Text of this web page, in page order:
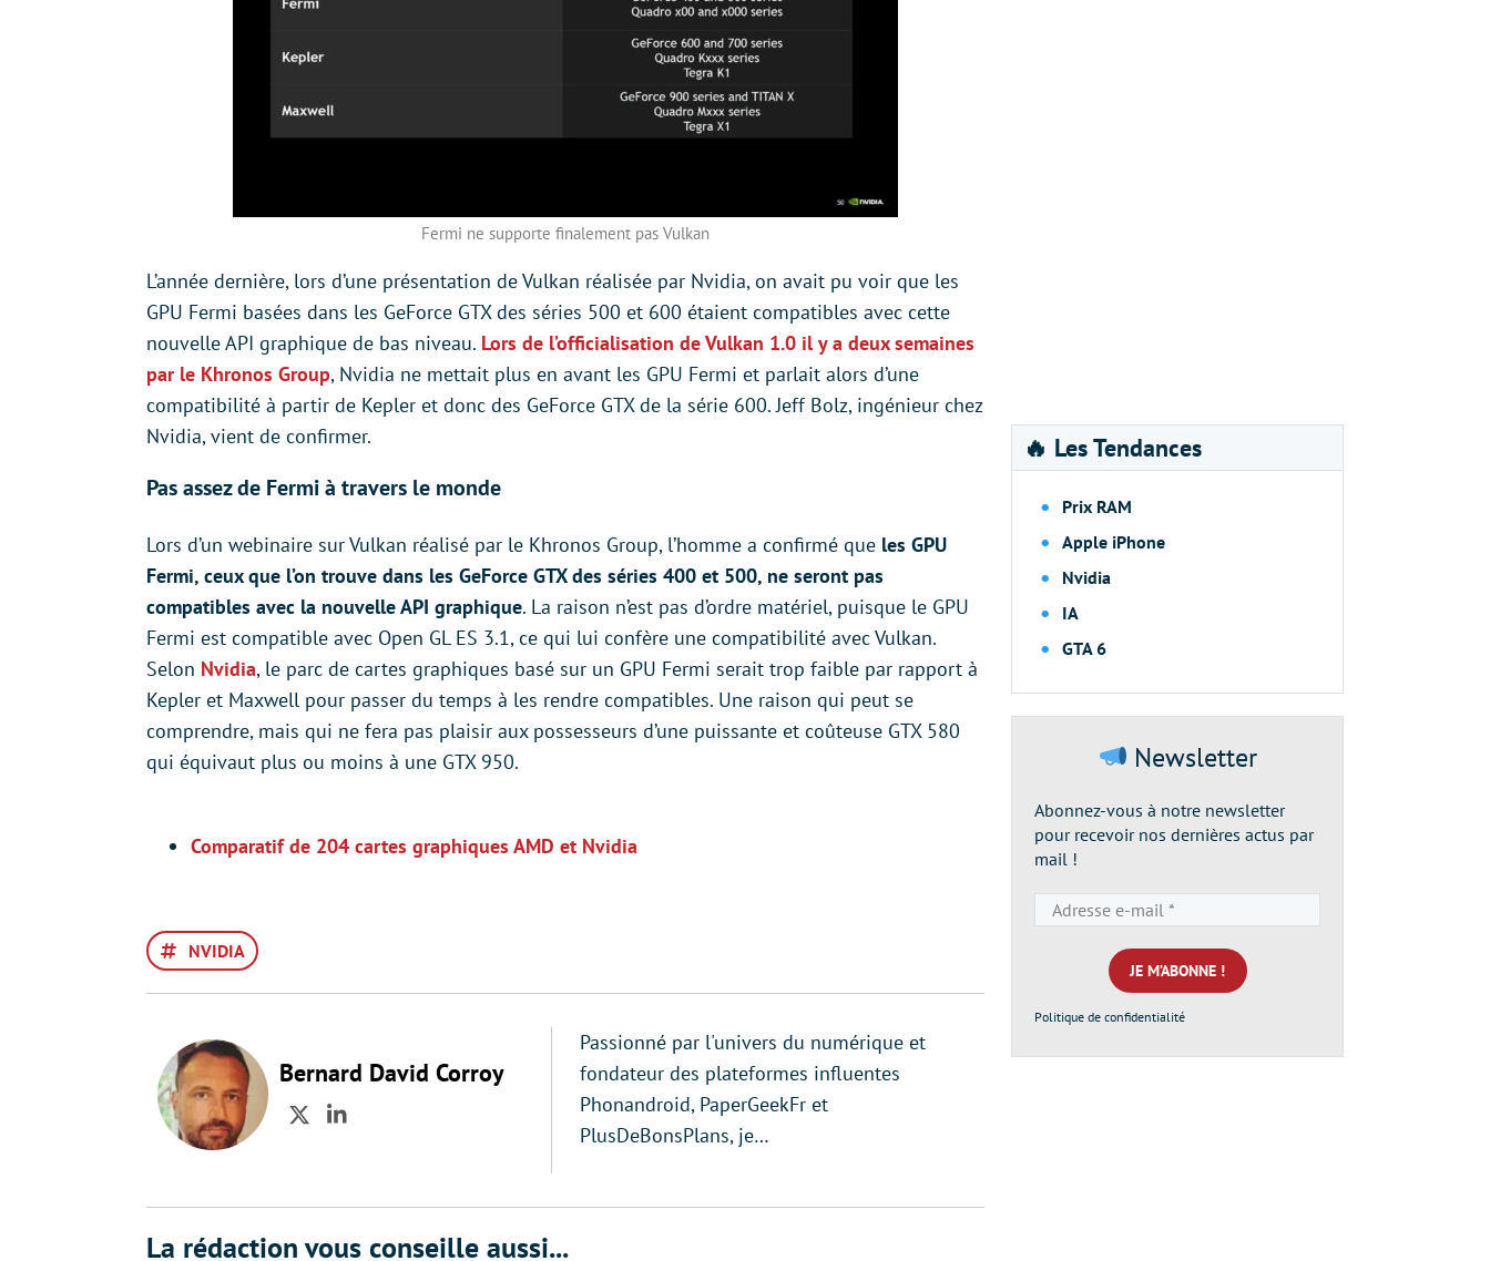
Fermi ne supporte finalement pas Vulkan
L’année dernière, lors d’une présentation de Vulkan réalisée par Nvidia, on avait pu voir que les
GPU Fermi basées dans les GeForce GTX des séries 500 et 600 étaient compatibles avec cette
nouvelle API graphique de bas niveau. Lors de l’officialisation de Vulkan 1.0 il y a deux semaines
par le Khronos Group, Nvidia ne mettait plus en avant les GPU Fermi et parlait alors d’une
compatibilité à partir de Kepler et donc des GeForce GTX de la série 600. Jeff Bolz, ingénieur chez
Nvidia, vient de confirmer.
Pas assez de Fermi à travers le monde
Lors d’un webinaire sur Vulkan réalisé par le Khronos Group, l’homme a confirmé que les GPU
Fermi, ceux que l’on trouve dans les GeForce GTX des séries 400 et 500, ne seront pas
compatibles avec la nouvelle API graphique. La raison n’est pas d’ordre matériel, puisque le GPU
Fermi est compatible avec Open GL ES 3.1, ce qui lui confère une compatibilité avec Vulkan.
Selon Nvidia, le parc de cartes graphiques basé sur un GPU Fermi serait trop faible par rapport à
Kepler et Maxwell pour passer du temps à les rendre compatibles. Une raison qui peut se
comprendre, mais qui ne fera pas plaisir aux possesseurs d’une puissante et coûteuse GTX 580
qui équivaut plus ou moins à une GTX 950.
Comparatif de 204 cartes graphiques AMD et Nvidia
NVIDIA
Bernard David Corroy
TwitterLinkedIn
Passionné par l'univers du numérique et
fondateur des plateformes influentes
Phonandroid, PaperGeekFr et
PlusDeBonsPlans, je…
La rédaction vous conseille aussi...
🔥 Les Tendances
Prix RAM
Apple iPhone
Nvidia
IA
GTA 6
Newsletter
Abonnez-vous à notre newsletter
pour recevoir nos dernières actus par
mail !
e-
mail
*
Politique de confidentialité